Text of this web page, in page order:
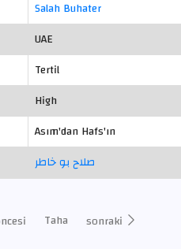
Salah Buhater
UAE
Tertil
High
Asım'dan Hafs'ın
صلاح بو خاطر
Taha sonraki